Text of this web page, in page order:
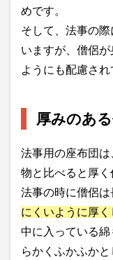
めです。
そして、法事の
いますが、僧侶
ようにも配慮され
厚みのあ
法事用の座布団
物と比べると厚く
法事の時に僧侶は
にくいように厚く
中に入っている
らかくふかふかと